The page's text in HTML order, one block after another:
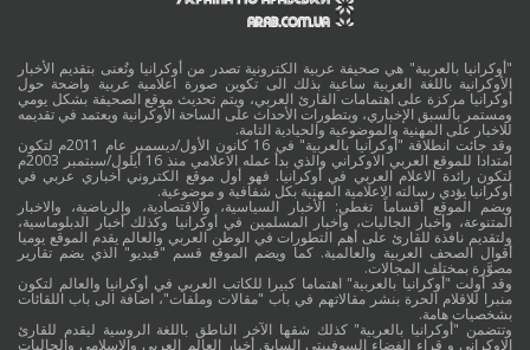
"أوكرانيا بالعربية" هي صحيفة عربية الكترونية تصدر من أوكرانيا وتُعنى بتقديم الأخبار
الأوكرانية باللغة العربية ساعية بذلك الى تكوين صورة اعلامية عربية واضحة حول
أوكرانيا مركزة على اهتمامات القارئ العربي، ويتم تحديث موقع الصحيفة بشكل يومي
ومستمر بالسبق الإخباري، وبتطورات الأحداث على الساحة الأوكرانية ويعتمد في تقديمه
للاخبار على المهنية والموضوعية والحيادية التامة.
وقد جائت انطلاقة "أوكرانيا بالعربية" في 16 كانون الأول/ديسمبر عام 2011م لتكون
امتدادا للموقع العربي الاوكراني والذي بدأ عمله الاعلامي منذ 16 أيلول/سبتمبر 2003م
لتكون رائدة الاعلام العربي في أوكرانيا. فهو أول موقع الكتروني أخباري عربي في
أوكرانيا يؤدي رسالته الاعلامية المهنية بكل شفافية و موضوعية.
ويضم الموقع أقساماً تغطي: الأخبار السياسية، والاقتصادية، والرياضية، والاخبار
المتنوعة، وأخبار الجاليات، وأخبار المسلمين في أوكرانيا وكذلك أخبار الدبلوماسية،
ولتقديم نافذة للقارئ على أهم التطورات في الوطن العربي والعالم يقدم الموقع يوميا
أقوال الصحف العربية والعالمية. كما ويضم الموقع قسم "فيديو" الذي يضم تقارير
مصوَّرة بمختلف المجالات.
وقد أولت "أوكرانيا بالعربية" اهتماما كبيرا للكاتب العربي في أوكرانيا والعالم لتكون
منبرا للاقلام الحرة بنشر مقالاتهم في باب "مقالات وملفات"، اضافة الى باب اللقائات
بشخصيات هامة.
وتتضمن "أوكرانيا بالعربية" كذلك شقها الآخر الناطق باللغة الروسية ليقدم للقارئ
الاوكراني و قراء الفضاء السوفييتي السابق أخبار العالم العربي والاسلامي والجاليات